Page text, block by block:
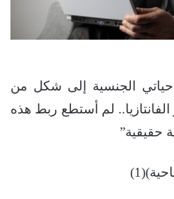
حياتي الجنسية إلى شكل من
لم أستطع ربط هذه
حقيقية”